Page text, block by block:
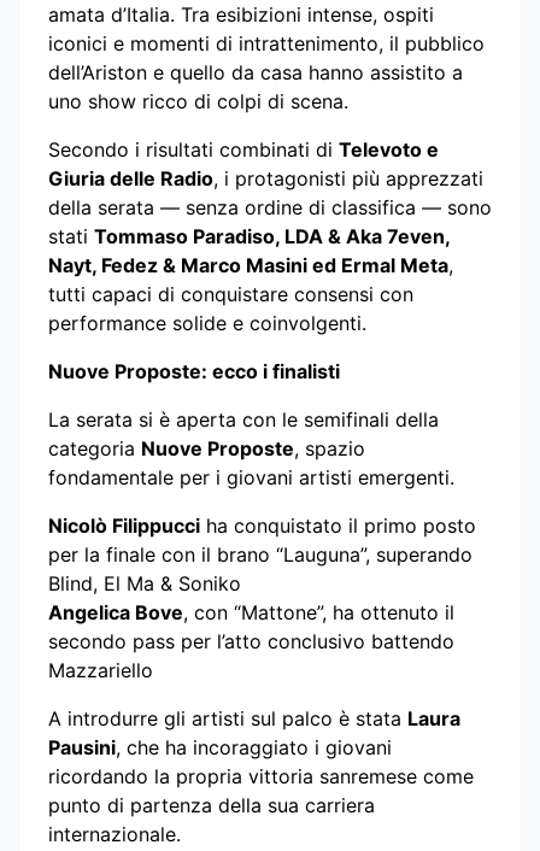
amata d’Italia. Tra esibizioni intense, ospiti
iconici e momenti di intrattenimento, il pubblico
dell’Ariston e quello da casa hanno assistito a
uno show ricco di colpi di scena.
Secondo i risultati combinati di Televoto e
Giuria delle Radio, i protagonisti più apprezzati
della serata — senza ordine di classifica — sono
stati Tommaso Paradiso, LDA & Aka 7even,
Nayt, Fedez & Marco Masini ed Ermal Meta,
tutti capaci di conquistare consensi con
performance solide e coinvolgenti.
Nuove Proposte: ecco i finalisti
La serata si è aperta con le semifinali della
categoria Nuove Proposte, spazio
fondamentale per i giovani artisti emergenti.
Nicolò Filippucci ha conquistato il primo posto
per la finale con il brano “Lauguna”, superando
Blind, El Ma & Soniko
Angelica Bove, con “Mattone”, ha ottenuto il
secondo pass per l’atto conclusivo battendo
Mazzariello
A introdurre gli artisti sul palco è stata Laura
Pausini, che ha incoraggiato i giovani
ricordando la propria vittoria sanremese come
punto di partenza della sua carriera
internazionale.